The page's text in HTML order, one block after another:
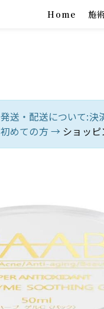
Home 施
発送・配送について:決
初めての方 → ショッ